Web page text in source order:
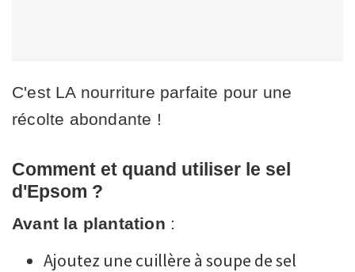
C'est LA nourriture parfaite pour une
récolte abondante !
Comment et quand utiliser le sel
d'Epsom ?
Avant la plantation :
Ajoutez une cuillère à soupe de sel